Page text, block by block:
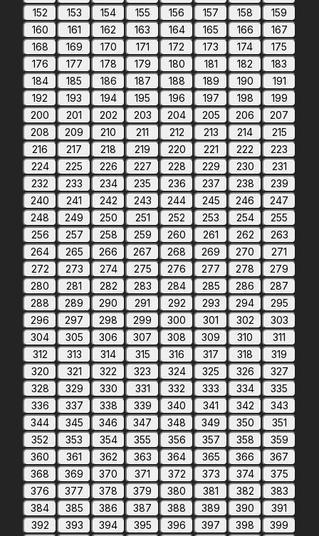
152
153 154 155 156 157 158
159
160
161 162 163 164 165 166
167
168
169 170 171 172 173 174
175
176
177 178 179 180 181 182
183
184
185 186 187 188 189 190
191
192
193 194 195 196 197 198
199
200
201 202 203 204 205 206
207
208
209 210 211 212 213 214
215
216
217 218 219 220 221 222
223
224
225 226 227 228 229 230
231
232
233 234 235 236 237 238
239
240
241 242 243 244 245 246
247
248
249 250 251 252 253 254
255
256
257 258 259 260 261 262
263
264
265 266 267 268 269 270
271
272
273 274 275 276 277 278
279
280
281 282 283 284 285 286
287
288
289 290 291 292 293 294
295
296
297 298 299 300 301 302
303
304
305 306 307 308 309 310
311
312
313 314 315 316 317 318
319
320
321 322 323 324 325 326
327
328
329 330 331 332 333 334
335
336
337 338 339 340 341 342
343
344
345 346 347 348 349 350
351
352
353 354 355 356 357 358
359
360
361 362 363 364 365 366
367
368
369 370 371 372 373 374
375
376
377 378 379 380 381 382
383
384
385 386 387 388 389 390
391
392
393 394 395 396 397 398 399